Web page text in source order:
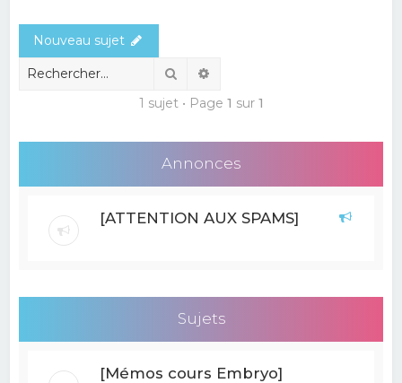
r
Nouveau sujet
Rechercher
1 sujet • Page 1 sur 1
Annonces
[ATTENTION AUX SPAMS]
Sujets
[Mémos cours Embryo]